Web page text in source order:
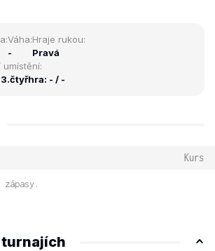
Váha:
-
Hraje rukou:
Pravá
čtyřhra: - / -
Kurs